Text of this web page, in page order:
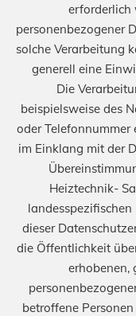
erforderlich
personenbezogener
solche Verarbeitung
generell eine
Die
beispielsweise des
oder Telefonnummer
im Einklang mit der
Heiztechnik-
dieser
die Öffentlichkeit
erhobenen,
betroffene